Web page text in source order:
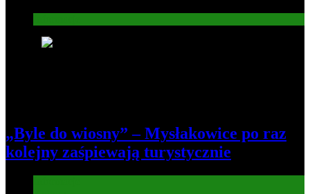
„Byle do wiosny” – Mysłakowice po raz
kolejny zaśpiewają turystycznie